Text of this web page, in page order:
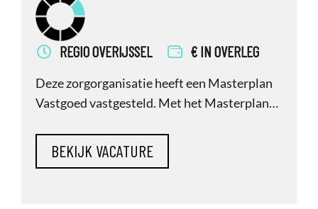
REGIO OVERIJSSEL € IN OVERLEG
Deze zorgorganisatie heeft een Masterplan
Vastgoed vastgesteld. Met het Masterplan
locaties, welke investeringen, welke richting.
De volgende stap is de hoe-vraag: hoe wordt